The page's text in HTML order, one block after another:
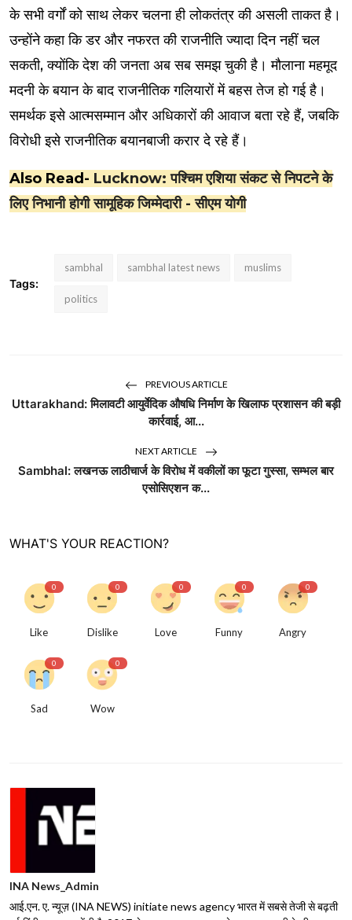
के सभी वर्गों को साथ लेकर चलना ही लोकतंत्र की असली ताकत है।
उन्होंने कहा कि डर और नफरत की राजनीति ज्यादा दिन नहीं चल
सकती, क्योंकि देश की जनता अब सब समझ चुकी है। मौलाना महमूद
मदनी के बयान के बाद राजनीतिक गलियारों में बहस तेज हो गई है।
समर्थक इसे आत्मसम्मान और अधिकारों की आवाज बता रहे हैं, जबकि
विरोधी इसे राजनीतिक बयानबाजी करार दे रहे हैं।
Also Read- Lucknow: पश्चिम एशिया संकट से निपटने के
लिए निभानी होगी सामूहिक जिम्मेदारी - सीएम योगी
Tags:
sambhal sambhal latest news muslims
politics
PREVIOUS ARTICLE
Uttarakhand: मिलावटी आयुर्वेदिक औषधि निर्माण के खिलाफ प्रशासन की बड़ी
कार्रवाई, आ...
NEXT ARTICLE
Sambhal: लखनऊ लाठीचार्ज के विरोध में वकीलों का फूटा गुस्सा, सम्भल बार
एसोसिएशन क...
WHAT'S YOUR REACTION?
0
Like
0
Dislike
0
Love
0
Funny
0
Angry
0
Sad
0
Wow
INA News_Admin
आई.एन. ए. न्यूज़ (INA NEWS) initiate news agency भारत में सबसे तेजी से बढ़ती